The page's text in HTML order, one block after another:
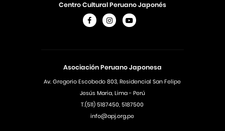
Asociación Peruano Japonesa
Av. Gregorio Escobedo 803, Residencial San Felipe
Jesús Maria, Lima - Perú
T.(511) 5187450, 5187500
info@apj.org.pe
Centro Cultural Peruano Japonés